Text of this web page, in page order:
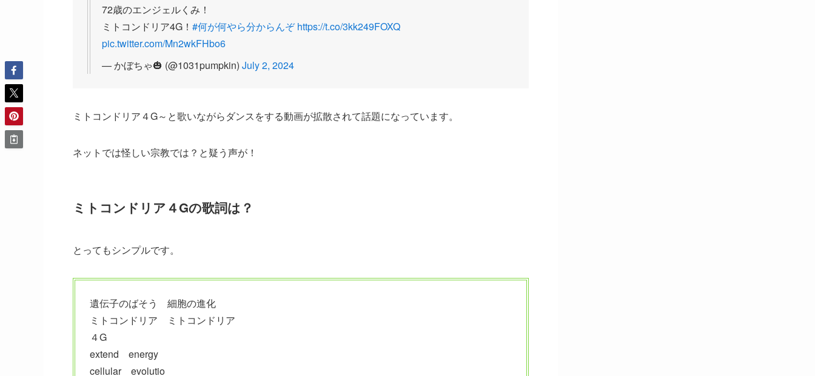
72歳のエンジェルくみ！
ミトコンドリア4G！ #何が何やら分からんぞ https://t.co/3kk249FOXQ
pic.twitter.com/Mn2wkFHbo6
— かぼちゃ🎃 (@1031pumpkin) July 2, 2024
ミトコンドリア４G～と歌いながらダンスをする動画が拡散されて話題になっています。
ネットでは怪しい宗教では？と疑う声が！
ミトコンドリア４Gの歌詞は？
とってもシンプルです。
遺伝子のばそう 細胞の進化
ミトコンドリア ミトコンドリア
４G
extend energy
cellular evolutio